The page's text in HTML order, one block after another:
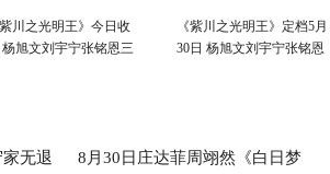
紫川之光明王》今日收
杨旭文刘宇宁张铭恩三
《紫川之光明王》定档5月
30日 杨旭文刘宇宁张铭恩
无退 8月30日庄达菲周翊然《白日梦